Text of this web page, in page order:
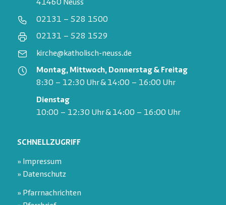
41460 Neuss
02131 – 528 1500
02131 – 528 1529
kirche@katholisch-neuss.de
Montag, Mittwoch, Donnerstag & Freitag
8:30 – 12:30 Uhr & 14:00 – 16:00 Uhr
Dienstag
10:00 – 12:30 Uhr & 14:00 – 16:00 Uhr
SCHNELLZUGRIFF
» Impressum
» Datenschutz
» Pfarrnachrichten